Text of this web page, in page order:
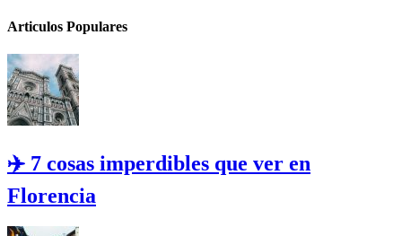
Articulos Populares
✈️ 7 cosas imperdibles que ver en
Florencia